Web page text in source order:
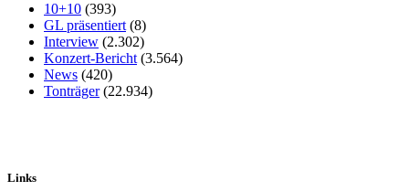
10+10 (393)
GL präsentiert (8)
Interview (2.302)
Konzert-Bericht (3.564)
News (420)
Tonträger(22.934)
Links